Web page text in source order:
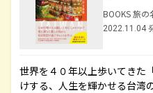
BOOKS 旅の
2022.11.04
世界を４０年以上歩いてきた
けする、人生を輝かせる台湾